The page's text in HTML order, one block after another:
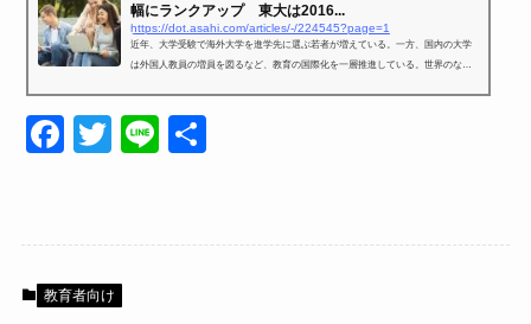
幅にランクアップ 東大は2016...
https://dot.asahi.com/articles/-/224545?page=1
近年、大学受験で海外大学を進学先に選ぶ若者が増えている。一方、国内の大学
は外国人教員の増員を図るなど、教育の国際化を一層推進している。世界のなか
F
e
b
T
er
Li
教育者向け